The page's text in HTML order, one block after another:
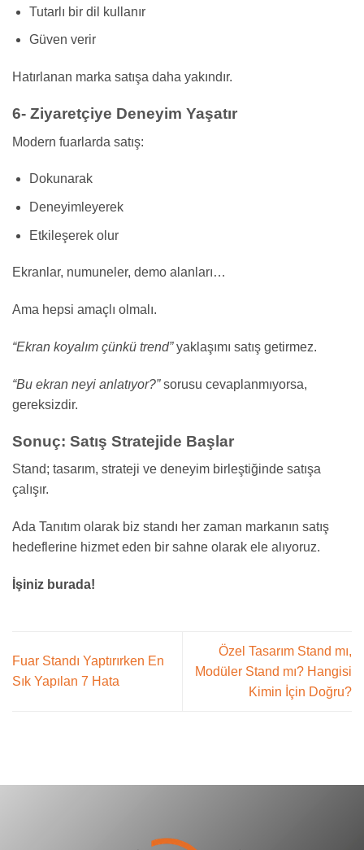
Tutarlı bir dil kullanır
Güven verir
Hatırlanan marka satışa daha yakındır.
6- Ziyaretçiye Deneyim Yaşatır
Modern fuarlarda satış:
Dokunarak
Deneyimleyerek
Etkileşerek olur
Ekranlar, numuneler, demo alanları…
Ama hepsi amaçlı olmalı.
“Ekran koyalım çünkü trend”yaklaşımı satış getirmez.
“Bu ekran neyi anlatıyor?”sorusu cevaplanmıyorsa,
gereksizdir.
Sonuç: Satış Stratejide Başlar
Stand; tasarım, strateji ve deneyim birleştiğinde satışa
çalışır.
Ada Tanıtım olarak biz standı her zaman markanın satış
hedeflerine hizmet eden bir sahne olarak ele alıyoruz.
İşiniz burada!
Fuar Standı Yaptırırken En
Sık Yapılan 7 Hata
Özel Tasarım Stand mı,
Modüler Stand mı? Hangisi
Kimin İçin Doğru?